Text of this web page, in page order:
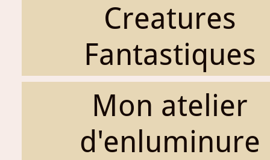
Creatures
Fantastiques
Mon atelier
d'enluminure